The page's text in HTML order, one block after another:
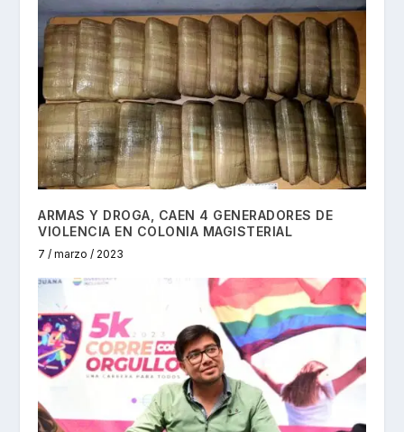
ARMAS Y DROGA, CAEN 4 GENERADORES DE
VIOLENCIA EN COLONIA MAGISTERIAL
7 / marzo / 2023